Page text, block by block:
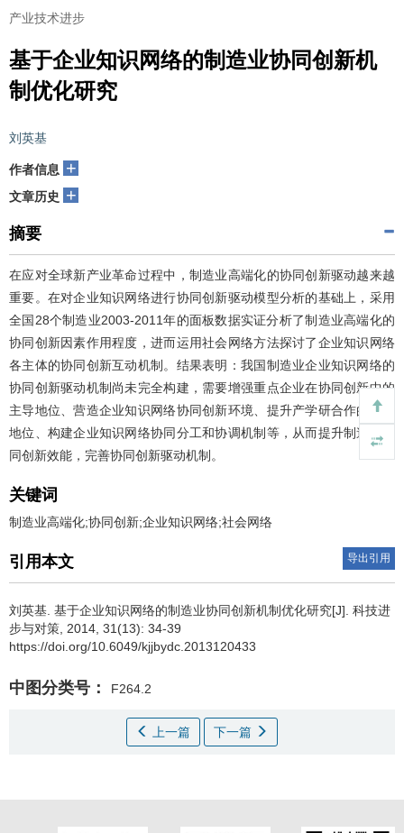
产业技术进步
基于企业知识网络的制造业协同创新机
制优化研究
刘英基
作者信息 +
文章历史 +
摘要
在应对全球新产业革命过程中，制造业高端化的协同创新驱动越来越
重要。在对企业知识网络进行协同创新驱动模型分析的基础上，采用
全国28个制造业2003-2011年的面板数据实证分析了制造业高端化的
协同创新因素作用程度，进而运用社会网络方法探讨了企业知识网络
各主体的协同创新互动机制。结果表明：我国制造业企业知识网络的
协同创新驱动机制尚未完全构建，需要增强重点企业在协同创新中的
主导地位、营造企业知识网络协同创新环境、提升产学研合作的核心
地位、构建企业知识网络协同分工和协调机制等，从而提升制造业协
同创新效能，完善协同创新驱动机制。
关键词
制造业高端化;协同创新;企业知识网络;社会网络
引用本文 导出引用
刘英基 基于企业知识网络的制造业协同创新机制优化研究[J]. 科技进
步与对策, 2014, 31(13): 34-39
https://doi.org/10.6049/kjjbydc.2013120433
中图分类号： F264.2
上一篇 下一篇